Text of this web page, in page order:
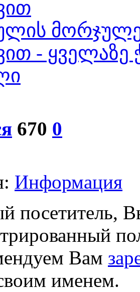
-
670 0
Информация
посетитель,
Вам
именем.